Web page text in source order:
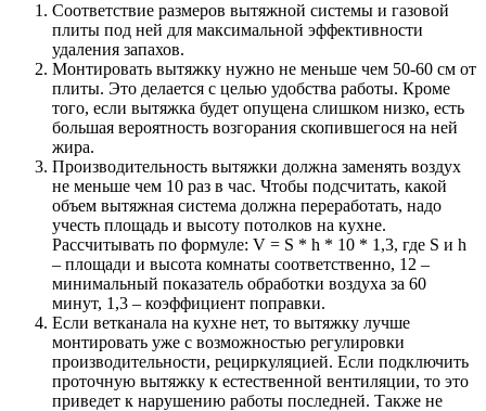
Соответствие размеров вытяжной системы и газовой
плиты под ней для максимальной эффективности
удаления запахов.
Монтировать вытяжку нужно не меньше чем 50-60 см от
плиты. Это делается с целью удобства работы. Кроме
того, если вытяжка будет опущена слишком низко, есть
большая вероятность возгорания скопившегося на ней
жира.
Производительность вытяжки должна заменять воздух
не меньше чем 10 раз в час. Чтобы подсчитать, какой
объем вытяжная система должна переработать, надо
учесть площадь и высоту потолков на кухне.
Рассчитывать по формуле: V = S * h * 10 * 1,3, где S и h
– площади и высота комнаты соответственно, 12 –
минимальный показатель обработки воздуха за 60
минут, 1,3 – коэффициент поправки.
Если ветканала на кухне нет, то вытяжку лучше
монтировать уже с возможностью регулировки
производительности, рециркуляцией. Если подключить
проточную вытяжку к естественной вентиляции, то это
приведет к нарушению работы последней. Также не